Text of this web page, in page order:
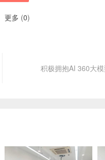
更多 (0)
积极拥抱AI 360大